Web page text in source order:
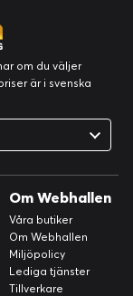
om du väljer
är i svenska
Om Webhallen
Våra butiker
Om Webhallen
Miljöpolicy
Lediga tjänster
Tillverkare